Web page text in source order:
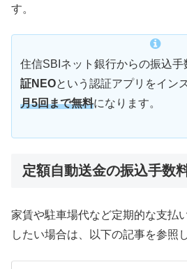
す。
住信SBIネット銀行からの振込手
証NEOという認証アプリをイン
月5回まで無料になります。
定額自動送金の振込手数
家賃や駐車場代など定期的な支払
したい場合は、以下の記事を参照